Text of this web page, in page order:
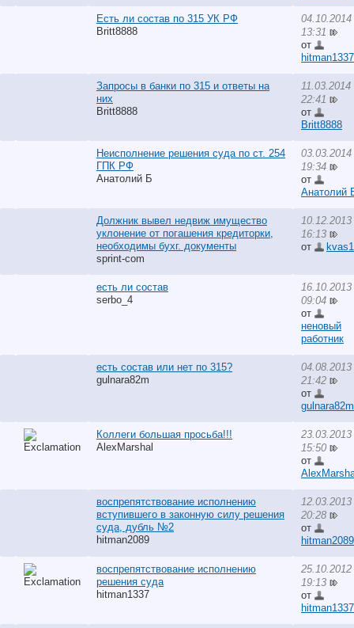
Есть ли состав по 315 УК РФ
Britt8888
04.10.2014
13:31
от
hitman1337
Запросы в банки по 315 и ответы на
них
Britt8888
11.03.2014
22:41
от
Britt8888
Неисполнение решения суда по ст. 254
ГПК РФ
Анатолий Б
03.03.2014
19:34
от
Анатолий
Должник вывел недвиж имущество
уклонение от погашения кредиторки,
необходимы бухг. документы
sprint-com
10.12.2013
16:13
от
kvas1
есть ли состав
serbo_4
16.10.2013
09:04
от
неновый
работник
есть состав или нет по 315?
gulnara82m
04.08.2013
21:42
от
gulnara82m
Коллеги большая просьба!!!
AlexMarshal
23.03.2013
15:50
от
воспрепятствование исполнению
вступившего в законную силу решения
суда, дубль №2
hitman2089
12.03.2013
20:28
от
hitman2089
воспрепятствование исполнению
решения суда
hitman1337
25.10.2012
19:13
от
hitman1337